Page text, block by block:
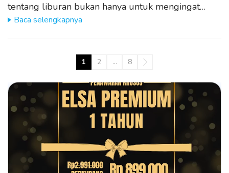
tentang liburan bukan hanya untuk mengingat…
Baca selengkapnya
1 2 … 8